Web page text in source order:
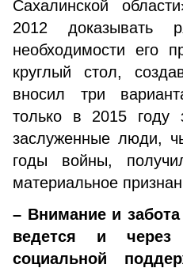
Сахалинской
2012 доказывать
необходимости его
круглый стол,
вносил три
только в 2015 году
заслуженные люди,
годы войны,
материальное
– Внимание и
ведется и
социальной